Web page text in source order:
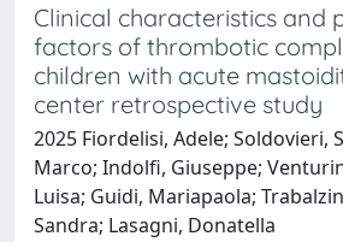
Clinical characteristics and
factors of thrombotic
children with acute
center retrospective study
2025 Fiordelisi, Adele; Soldovieri,
Marco; Indolfi, Giuseppe;
Luisa; Guidi, Mariapaola;
Sandra; Lasagni, Donatella